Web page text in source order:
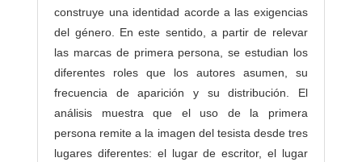
construye una identidad acorde a las exigencias
del género. En este sentido, a partir de relevar
las marcas de primera persona, se estudian los
diferentes roles que los autores asumen, su
frecuencia de aparición y su distribución. El
análisis muestra que el uso de la primera
persona remite a la imagen del tesista desde tres
lugares diferentes: el lugar de escritor, el lugar